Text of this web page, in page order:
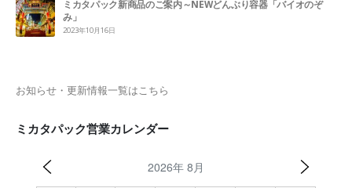
ミカタパック新商品のご案内～NEWどんぶり容器「バイオのぞ
み」
2023年10月16日
お知らせ・更新情報一覧はこちら
ミカタパック営業カレンダー
2026年 8月